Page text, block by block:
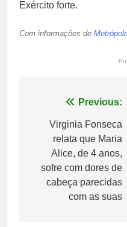
Exército forte.
Com informações de
Navegação
Post
Previous:
Virginia Fonseca
relata que Maria
Alice, de 4 anos,
sofre com dores de
cabeça parecidas
com as suas